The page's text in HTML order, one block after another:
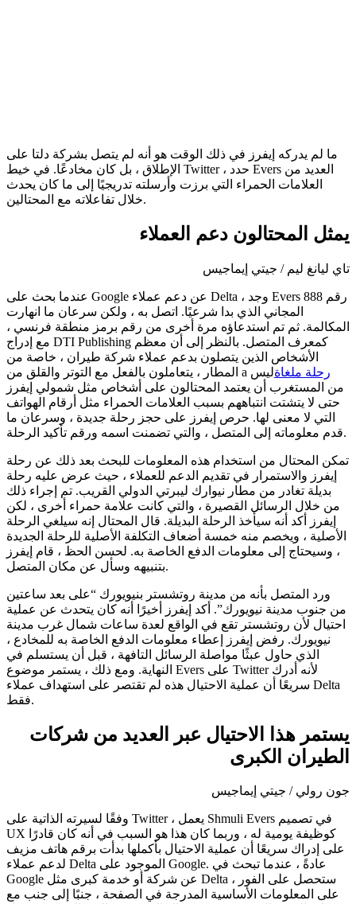
ما لم يدركه إيفرز في ذلك الوقت هو أنه لم يتصل بشركة دلتا على
الإطلاق ، بل كان مخادعًا. في خيط Twitter ، حدد Evers العديد من
العلامات الحمراء التي برزت وأرسلته تدريجيًا إلى ما كان يحدث
خلال تفاعلاته مع المحتالين.
يمثل المحتالون دعم العملاء
تاي ليانغ ليم / جيتي إيماجيس
عندما بحث على Google عن دعم عملاء Delta ، وجد Evers رقم 888
المجاني الذي بدا شرعيًا. اتصل به ، ولكن سرعان ما انهارت
المكالمة. ثم تم استدعاؤه مرة أخرى من رقم برمز منطقة فرنسي ،
مع إدراج DTI Publishing كمعرف المتصل. بالنظر إلى أن معظم
الأشخاص الذين يتصلون بدعم عملاء شركة طيران ، خاصة من
المطار ، يتعاملون بالفعل مع التوتر والقلق من a
رحلة ملغاةليس
من المستغرب أن يعتمد المحتالون على أشخاص مثل شمولي إيفرز
حتى لا يتشتت انتباههم بسبب العلامات الحمراء مثل أرقام الهواتف
التي لا معنى لها. حرص إيفرز على حجز رحلة جديدة ، وسرعان ما
قدم معلوماته إلى المتصل ، والتي تضمنت اسمه ورقم تأكيد الرحلة.
تمكن المحتال من استخدام هذه المعلومات للبحث بعد ذلك عن رحلة
إيفرز والاستمرار في تقديم الدعم للعملاء ، حيث عرض عليه رحلة
بديلة تغادر من مطار نيوارك ليبرتي الدولي القريب. تم إجراء ذلك
من خلال الرسائل القصيرة ، والتي كانت علامة حمراء أخرى ، لكن
إيفرز أكد أنه سيأخذ الرحلة البديلة. قال المحتال إنه سيلغي الرحلة
الأصلية ، ويخصم منه خمسة أضعاف التكلفة الأصلية للرحلة الجديدة
، وسيحتاج إلى معلومات الدفع الخاصة به. لحسن الحظ ، قام إيفرز
بتنبيهه وسأل عن مكان المتصل.
ورد المتصل بأنه من مدينة روتشستر بنيويورك “على بعد ساعتين
من جنوب مدينة نيويورك”. أكد إيفرز أخيرًا أنه كان يتحدث عن عملية
احتيال لأن روتشستر تقع في الواقع لعدة ساعات شمال غرب مدينة
نيويورك. رفض إيفرز إعطاء معلومات الدفع الخاصة به للمخادع ،
الذي حاول عبثًا مواصلة الرسائل التافهة ، قبل أن يستسلم في
النهاية. ومع ذلك ، يستمر موضوع Evers على Twitter لأنه أدرك
سريعًا أن عملية الاحتيال هذه لم تقتصر على استهداف عملاء Delta
فقط.
يستمر هذا الاحتيال عبر العديد من شركات
الطيران الكبرى
جون رولي / جيتي إيماجيس
وفقًا لسيرته الذاتية على Twitter ، يعمل Shmuli Evers في تصميم
UX كوظيفة يومية له ، وربما كان هذا هو السبب في أنه كان قادرًا
على إدراك سريعًا أن عملية الاحتيال بأكملها بدأت برقم هاتف مزيف
لدعم عملاء Delta الموجود على Google. عادةً ، عندما تبحث في
Google عن شركة أو خدمة كبرى مثل Delta ، ستحصل على الفور
على المعلومات الأساسية المدرجة في الصفحة ، جنبًا إلى جنب مع